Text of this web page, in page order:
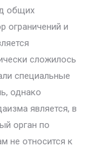
общих
ограничений и
сложилось
специальные
однако
является, в
орган по
не относится к